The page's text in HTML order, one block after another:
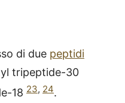
di due peptidi
tripeptide-30
18 23, 24.